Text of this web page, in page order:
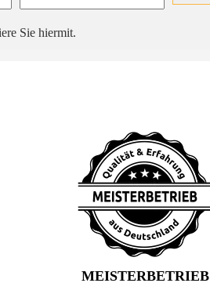
Sie hiermit.
MEISTERBETRIEB